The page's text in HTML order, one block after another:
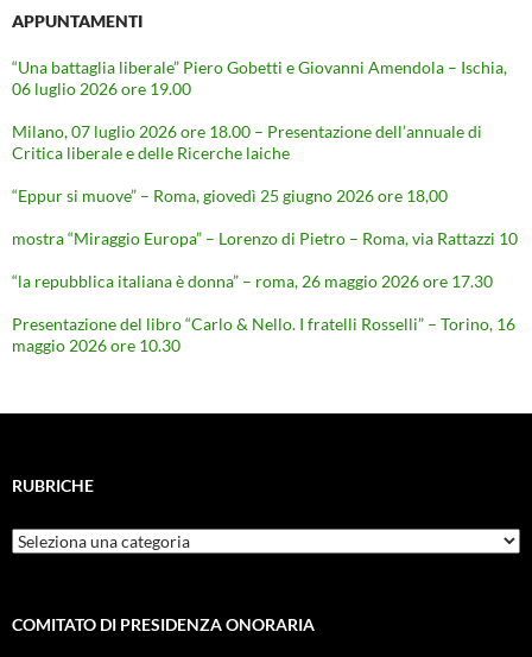
APPUNTAMENTI
“Una battaglia liberale” Piero Gobetti e Giovanni Amendola – Ischia,
06 luglio 2026 ore 19.00
Milano, 07 luglio 2026 ore 18.00 – Presentazione dell’annuale di
Critica liberale e delle Ricerche laiche
“Eppur si muove” – Roma, giovedì 25 giugno 2026 ore 18,00
mostra “Miraggio Europa” – Lorenzo di Pietro – Roma, via Rattazzi 10
“la repubblica italiana è donna” – roma, 26 maggio 2026 ore 17.30
Presentazione del libro “Carlo & Nello. I fratelli Rosselli” – Torino, 16
maggio 2026 ore 10.30
RUBRICHE
Rubriche
COMITATO DI PRESIDENZA ONORARIA